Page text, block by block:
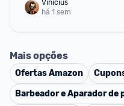
Vinicius
há 1 sem
Mais opções
OfertasAmazon
Barbeador e Aparador de